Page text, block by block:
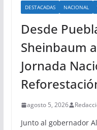
DESTACADAS NACIONAL
Desde
Sheinbaum
Jornada
agosto 5, 2026
Junto al gobernador